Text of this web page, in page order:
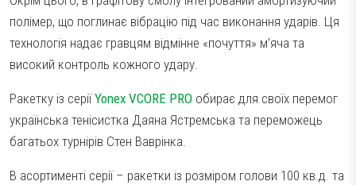
полімер, що поглинає вібрацію під час виконання ударів. Ця
технологія надає гравцям відмінне «почуття» м’яча та
високий контроль кожного удару.
Ракетку із серіїYonex VCORE PRO обирає для своїх перемог
українська тенісистка Даяна Ястремська та переможець
багатьох турнірів Стен Ваврінка.
В асортименті серії – ракетки із розміром голови 100 кв.д. та